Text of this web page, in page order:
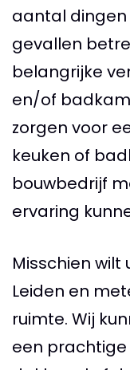
aantal dingen
gevallen
belangrijke
en/of
zorgen voor
keuken of
bouwbedrijf
ervaring
Misschien wilt
Leiden en
ruimte. Wij
een prachtige